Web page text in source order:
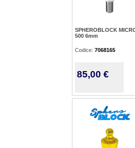
SPHEROBLOCK
500 6mm
Codice: 7068165
85,00 €